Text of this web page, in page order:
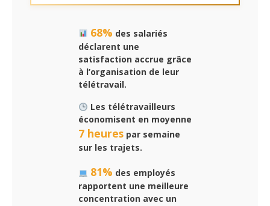
68% des salariés
déclarent une
satisfaction accrue grâce
à l’organisation de leur
télétravail.
Les télétravailleurs
économisent en moyenne
7 heures par semaine
sur les trajets.
81% des employés
rapportent une meilleure
concentration avec un